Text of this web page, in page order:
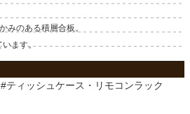
みのある積層合板。
います。
ティッシュケース・リモコンラック